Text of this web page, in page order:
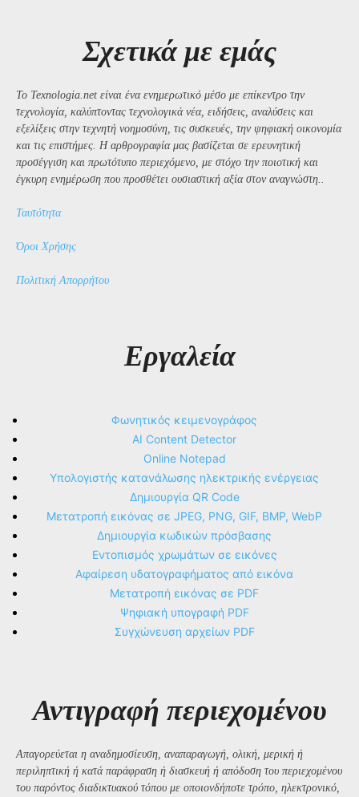
Σχετικά με εμάς
Το Texnologia.net είναι ένα ενημερωτικό μέσο με επίκεντρο την
τεχνολογία, καλύπτοντας τεχνολογικά νέα, ειδήσεις, αναλύσεις και
εξελίξεις στην τεχνητή νοημοσύνη, τις συσκευές, την ψηφιακή οικονομία
και τις επιστήμες. Η αρθρογραφία μας βασίζεται σε ερευνητική
προσέγγιση και πρωτότυπο περιεχόμενο, με στόχο την ποιοτική και
έγκυρη ενημέρωση που προσθέτει ουσιαστική αξία στον αναγνώστη..
Ταυτότητα
Όροι Χρήσης
Πολιτική Απορρήτου
Εργαλεία
Φωνητικός κειμενογράφος
AI Content Detector
Online Notepad
Υπολογιστής κατανάλωσης ηλεκτρικής ενέργειας
Δημιουργία QR Code
Μετατροπή εικόνας σε JPEG, PNG, GIF, BMP, WebP
Δημιουργία κωδικών πρόσβασης
Εντοπισμός χρωμάτων σε εικόνες
Αφαίρεση υδατογραφήματος από εικόνα
Μετατροπή εικόνας σε PDF
Ψηφιακή υπογραφή PDF
Συγχώνευση αρχείων PDF
Αντιγραφή περιεχομένου
Απαγορεύεται η αναδημοσίευση, αναπαραγωγή, ολική, μερική ή
περιληπτική ή κατά παράφραση ή διασκευή ή απόδοση του περιεχομένου
του παρόντος διαδικτυακού τόπου με οποιονδήποτε τρόπο, ηλεκτρονικό,